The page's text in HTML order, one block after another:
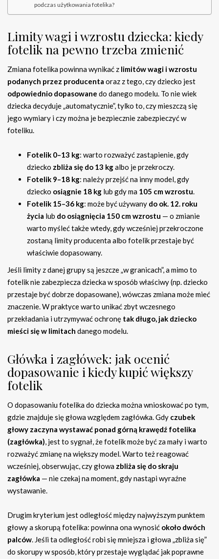
podczas użytkowania fotelika?
Limity wagi i wzrostu dziecka: kiedy
fotelik na pewno trzeba zmienić
Zmiana fotelika powinna wynikać z limitów wagi i wzrostu
podanych przez producenta oraz z tego, czy dziecko jest
odpowiednio dopasowane do danego modelu. To nie wiek
dziecka decyduje „automatycznie”, tylko to, czy mieszczą się
jego wymiary i czy można je bezpiecznie zabezpieczyć w
foteliku.
Fotelik 0–13 kg: warto rozważyć zastąpienie, gdy
dziecko zbliża się do 13 kgalbo je przekroczy.
Fotelik 9–18 kg: należy przejść na inny model, gdy
dziecko osiągnie 18 kg lub gdy ma 105 cm wzrostu.
Fotelik 15–36 kg: może być używany do ok. 12. roku
życia lub do osiągnięcia 150 cm wzrostu — o zmianie
warto myśleć także wtedy, gdy wcześniej przekroczone
zostaną limity producenta albo fotelik przestaje być
właściwie dopasowany.
Jeśli limity z danej grupy są jeszcze „w granicach”, a mimo to
fotelik nie zabezpiecza dziecka w sposób właściwy (np. dziecko
przestaje być dobrze dopasowane), wówczas zmiana może mieć
znaczenie. W praktyce warto unikać zbyt wczesnego
przekładania i utrzymywać ochronę tak długo, jak dziecko
mieści się w limitach danego modelu.
Główka i zagłówek: jak ocenić
dopasowanie i kiedy kupić większy
fotelik
O dopasowaniu fotelika do dziecka można wnioskować po tym,
gdzie znajduje się głowa względem zagłówka. Gdy czubek
głowy zaczyna wystawać ponad górną krawędź fotelika
(zagłówka), jest to sygnał, że fotelik może być za mały i warto
rozważyć zmianę na większy model. Warto też reagować
wcześniej, obserwując, czy głowa zbliża się do skraju
zagłówka — nie czekaj na moment, gdy nastąpi wyraźne
wystawanie.
Drugim kryterium jest odległość między najwyższym punktem
głowy a skorupą fotelika: powinna ona wynosić około dwóch
palców. Jeśli ta odległość robi się mniejsza i głowa „zbliża się”
do skorupy w sposób, który przestaje wyglądać jak poprawne